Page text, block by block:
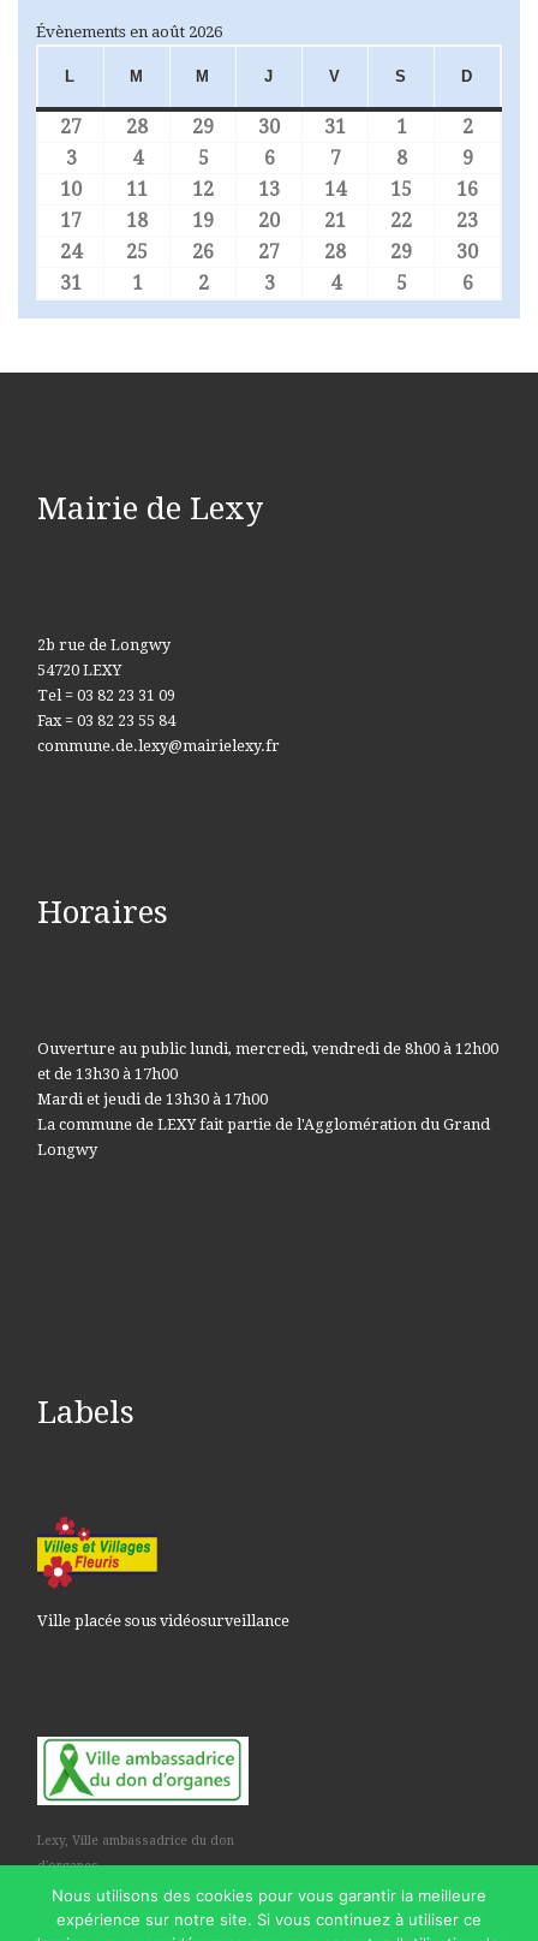
Évènements en août 2026
L LUNDIM MARDI
M MERCREDI
J JEUDIV VENDREDI
S SAMEDI
D
27 27 juillet 2026
28 28 juillet 2026
29 29 juillet 2026
30 30 juillet 2026
31 31 juillet 2026
1 1 août 2026
2
3 3 août 2026
44 août 2026
5 5 août 2026
6 6 août 2026
7 7 août 2026
8 8 août 2026
9
10 10 août 2026
11 11 août 2026
12 12 août 2026
13 13 août 2026
1414 août 2026
15 15 août 2026
16
17 17 août 2026
18 18 août 2026
19 19 août 2026
20 20 août 2026
21 21 août 2026
22 22 août 2026
23
2424 août 2026
25 25 août 2026
26 26 août 2026
27 27 août 2026
28 28 août 2026
29 29 août 2026
30
31
31 août 2026
1 1 septembre 2026
2 2 septembre 2026
3 3 septembre 2026
44 septembre 2026
5 5 septembre
6
Mairie de Lexy
2b rue de Longwy
54720 LEXY
Tel = 03 82 23 31 09
Fax = 03 82 23 55 84
commune.de.lexy@mairielexy.fr
Horaires
Ouverture au public lundi, mercredi, vendredi de 8h00 à 12h00
et de 13h30 à 17h00
Mardi et jeudi de 13h30 à 17h00
La commune de LEXY fait partie de l'Agglomération du Grand
Longwy
Labels
Ville placée sous vidéosurveillance
Lexy, Ville ambassadrice du don
d'organes
Nous utilisons des cookies pour vous garantir la meilleure
expérience sur notre site. Si vous continuez à utiliser ce